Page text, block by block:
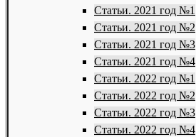
Статьи. 2021 год №1
Статьи. 2021 год №2
Статьи. 2021 год №3
Статьи. 2021 год №4
Статьи. 2022 год №1
Статьи. 2022 год №2
Статьи. 2022 год №3
Статьи. 2022 год №4